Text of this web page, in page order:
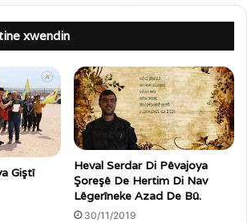
xwendin
Giştî
Heval Serdar Di Pêvajoya
Şoreşê De Hertim Di Nav
Lêgerîneke Azad De Bû.
30/11/2019